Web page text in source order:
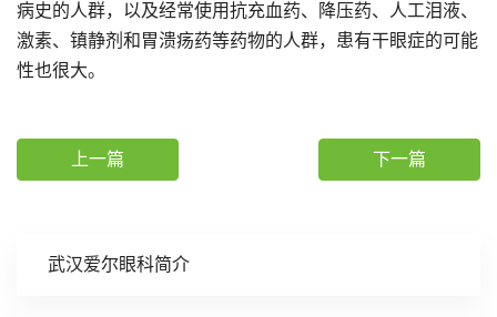
武汉爱尔眼科简介
病史的人群，以及经常使用抗充血药、降压药、人工泪液、
激素、镇静剂和胃溃疡药等药物的人群，患有干眼症的可能
性也很大。
上一篇 下一篇